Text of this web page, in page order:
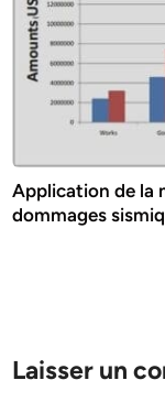
Application de la
dommages
Laisser un